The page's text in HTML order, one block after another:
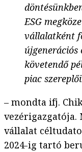
ESG
vállalatként
követendő
piac
– mondta ifj.
vállalat
2024-ig tartó